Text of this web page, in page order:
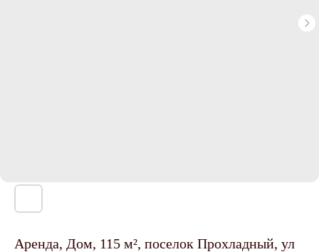
Аренда, Дом, 115 м², поселок Прохладный, ул